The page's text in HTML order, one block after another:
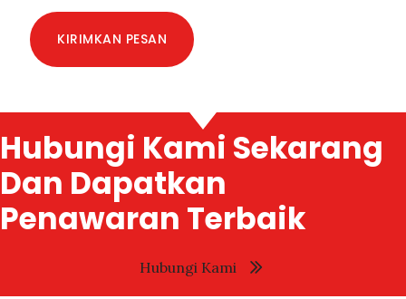
KIRIMKAN PESAN
Hubungi Kami Sekarang
Dan Dapatkan
Penawaran Terbaik
Hubungi Kami